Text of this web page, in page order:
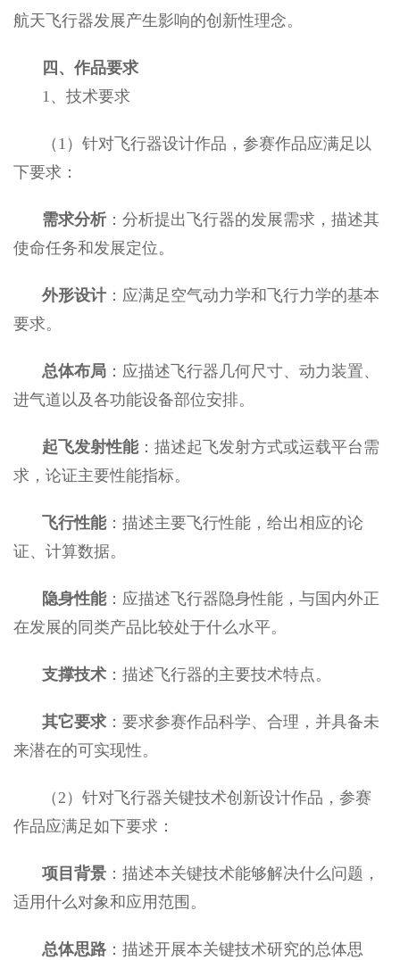
航天飞行器发展产生影响的创新性理念。
四、作品要求
1 、技术要求
（1 ）针对飞行器设计作品，参赛作品应满足以
下要求：
需求分析：分析提出飞行器的发展需求，描述其
使命任务和发展定位。
外形设计：应满足空气动力学和飞行力学的基本
要求。
总体布局 ：应描述飞行器几何尺寸、动力装置、
进气道以及各功能设备部位安排。
起飞发射性能：描述起飞发射方式或运载平台需
求，论证主要性能指标。
飞行性能：描述主要飞行性能，给出相应的论
证、计算数据。
隐身性能：应描述飞行器隐身性能，与国内外正
在发展的同类产品比较处于什么水平。
支撑技术 ：描述飞行器的主要技术特点。
其它要求 ：要求参赛作品科学、合理，并具备未
来潜在的可实现性。
（2 ）针对飞行器关键技术创新设计作品，参赛
作品应满足如下要求：
项目背景 ：描述本关键技术能够解决什么问题，
适用什么对象和应用范围。
总体思路 ：描述开展本关键技术研究的总体思